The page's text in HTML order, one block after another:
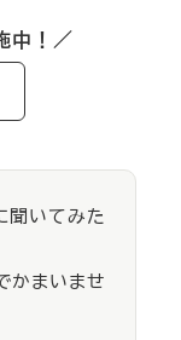
中！／
聞いてみた
かまいませ